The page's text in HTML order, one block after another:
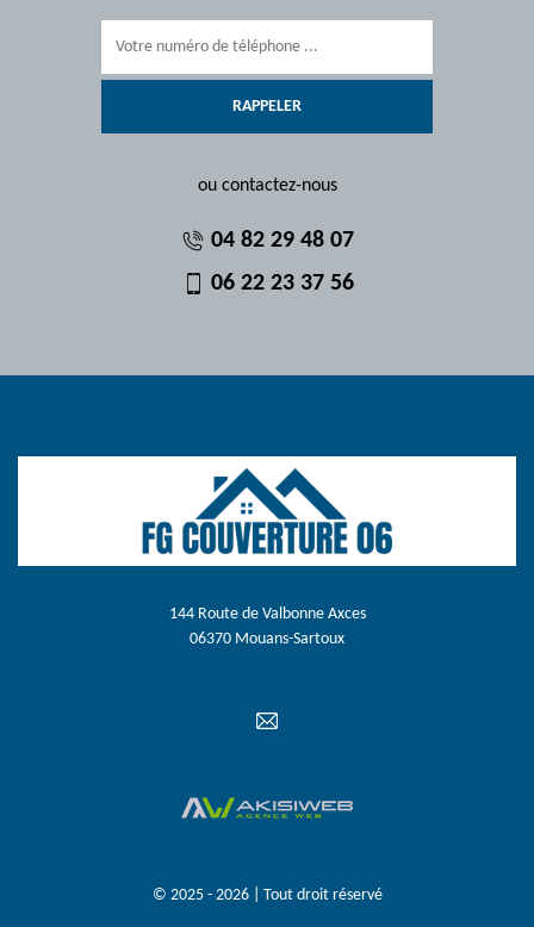
ou contactez-nous
04 82 29 48 07
06 22 23 37 56
144 Route de Valbonne Axces
06370 Mouans-Sartoux
© 2025 - 2026 | Tout droit réservé